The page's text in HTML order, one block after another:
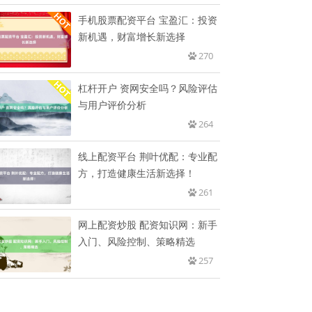
手机股票配资平台 宝盈汇：投资
新机遇，财富增长新选择
270
杠杆开户 资网安全吗？风险评估
与用户评价分析
264
线上配资平台 荆叶优配：专业配
方，打造健康生活新选择！
261
网上配资炒股 配资知识网：新手
入门、风险控制、策略精选
257